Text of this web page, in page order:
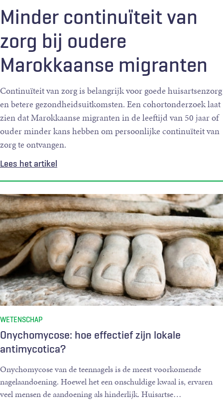
Minder continuïteit van
zorg bij oudere
Marokkaanse migranten
Continuïteit van zorg is belangrijk voor goede huisartsenzorg
en betere gezondheidsuitkomsten. Een cohortonderzoek laat
zien dat Marokkaanse migranten in de leeftijd van 50 jaar of
ouder minder kans hebben om persoonlijke continuïteit van
zorg te ontvangen.
Lees het artikel
Onychomycose: hoe effectief zijn lokale
antimycotica?
WETENSCHAP
Onychomycose van de teennagels is de meest voorkomende
nagelaandoening. Hoewel het een onschuldige kwaal is, ervaren
veel mensen de aandoening als hinderlijk. Huisartse…